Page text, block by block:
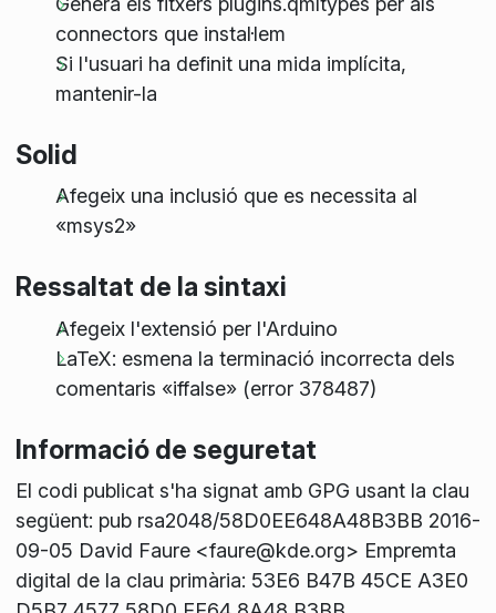
connectors que instal·lem
Si l'usuari ha definit una mida implícita,
mantenir-la
Solid
Afegeix una inclusió que es necessita al
«msys2»
Ressaltat de la sintaxi
Afegeix l'extensió per l'Arduino
LaTeX: esmena la terminació incorrecta dels
comentaris «iffalse» (error 378487)
Informació de seguretat
El codi publicat s'ha signat amb GPG usant la clau
següent: pub rsa2048/58D0EE648A48B3BB 2016-
09-05 David Faure <faure@kde.org> Empremta
digital de la clau primària: 53E6 B47B 45CE A3E0